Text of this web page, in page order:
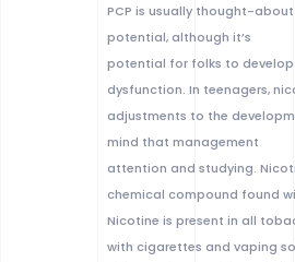
PCP is usually thought-
potential, although it’s
potential for folks to develop
dysfunction. In teenagers,
adjustments to the
mind that management
attention and studying.
chemical compound found
Nicotine is present in all
with cigarettes and vaping